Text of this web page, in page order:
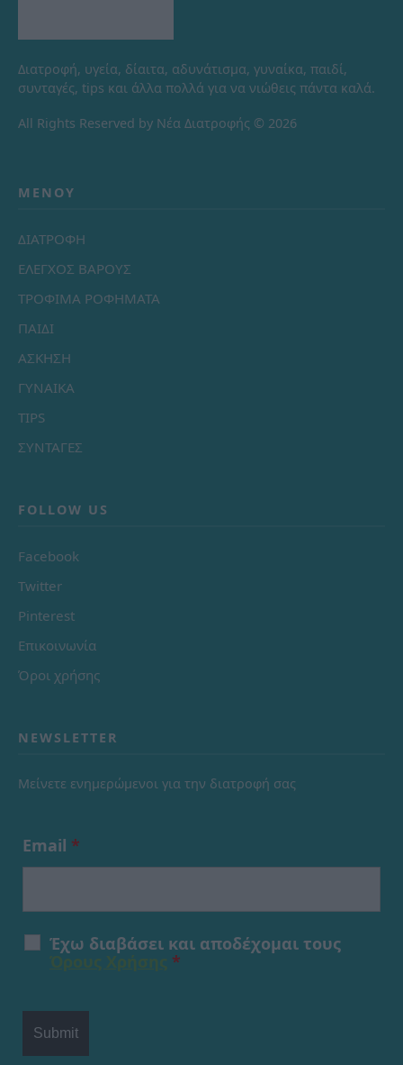
Διατροφή, υγεία, δίαιτα, αδυνάτισμα, γυναίκα, παιδί,
συνταγές, tips και άλλα πολλά για να νιώθεις πάντα καλά.
All Rights Reserved by Νέα Διατροφής © 2026
ΜΕΝΟΎ
ΔΙΑΤΡΟΦΗ
ΕΛΕΓΧΟΣ ΒΑΡΟΥΣ
ΤΡΟΦΙΜΑ ΡΟΦΗΜΑΤΑ
ΠΑΙΔΙ
ΑΣΚΗΣΗ
ΓΥΝΑΙΚΑ
TIPS
ΣΥΝΤΑΓΕΣ
FOLLOW US
Facebook
Twitter
Pinterest
Επικοινωνία
Όροι χρήσης
NEWSLETTER
Μείνετε ενημερώμενοι για την διατροφή σας
Email *
Έχω διαβάσει και αποδέχομαι τους
*